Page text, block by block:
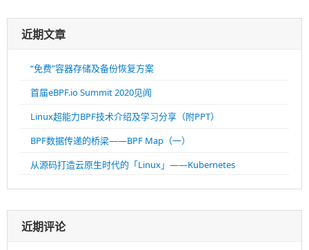
近期文章
“免费”容器存储及备份恢复方案
首届eBPF.io Summit 2020见闻
Linux超能力BPF技术介绍及学习分享（附PPT）
BPF数据传递的桥梁——BPF Map（一）
从源码打造云原生时代的「Linux」——Kubernetes
近期评论